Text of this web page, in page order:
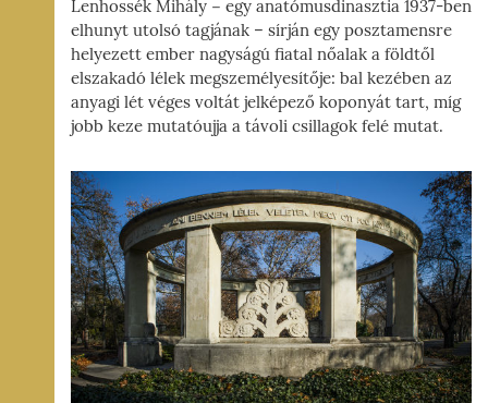
Lenhossék Mihály − egy anatómusdinasztia 1937-ben
elhunyt utolsó tagjának – sírján egy posztamensre
helyezett ember nagyságú fiatal nőalak a földtől
elszakadó lélek megszemélyesítője: bal kezében az
anyagi lét véges voltát jelképező koponyát tart, míg
jobb keze mutatóujja a távoli csillagok felé mutat.